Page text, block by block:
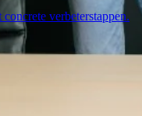
verbeterstappen.